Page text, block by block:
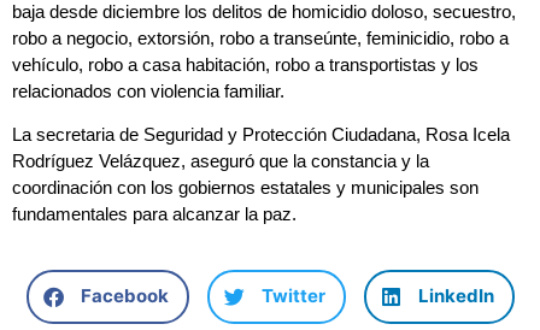
baja desde diciembre los delitos de homicidio doloso, secuestro,
robo a negocio, extorsión, robo a transeúnte, feminicidio, robo a
vehículo, robo a casa habitación, robo a transportistas y los
relacionados con violencia familiar.
La secretaria de Seguridad y Protección Ciudadana, Rosa Icela
Rodríguez Velázquez, aseguró que la constancia y la
coordinación con los gobiernos estatales y municipales son
fundamentales para alcanzar la paz.
Facebook Twitter LinkedIn